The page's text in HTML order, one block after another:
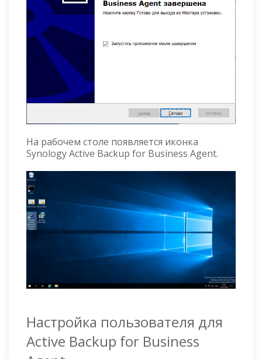
На рабочем столе появляется иконка
Synology Active Backup for Business Agent.
Настройка пользователя для
Active Backup for Business